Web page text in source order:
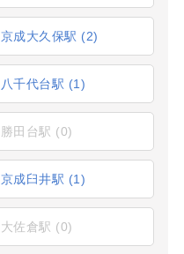
京成大久保駅 (2)
八千代台駅 (1)
勝田台駅 (0)
京成臼井駅 (1)
大佐倉駅 (0)